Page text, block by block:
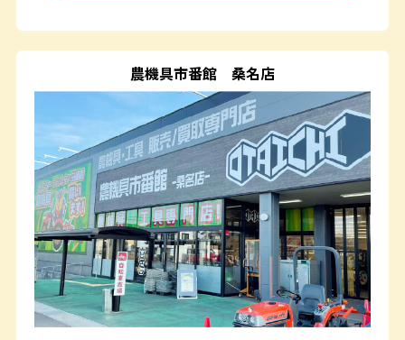
農機具市番館 桑名店